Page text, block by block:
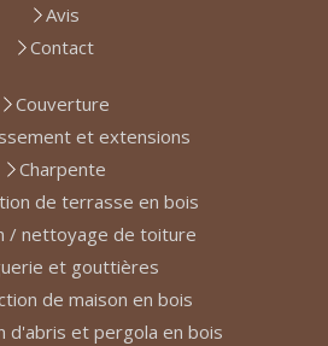
Avis
Contact
Couverture
et extensions
Charpente
de terrasse en bois
/ nettoyage de toiture
et gouttières
de maison en bois
d'abris et pergola en bois